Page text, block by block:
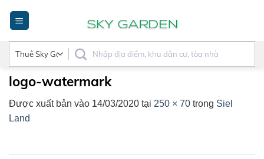
dung
logo-watermark
Được xuất bản vào 14/03/2020 tại 250 × 70 trong Siel
Land